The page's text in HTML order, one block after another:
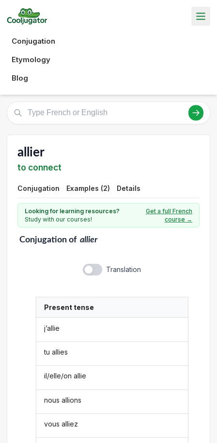
Conjugation
Etymology
Blog
allier
to connect
Conjugation Examples (2) Details
Looking for learning resources?
Study with our courses!
Get a full French
course →
Conjugationof allier
Translation
Present tense
j’allie
tu allies
il/elle/on allie
nous allions
vous alliez